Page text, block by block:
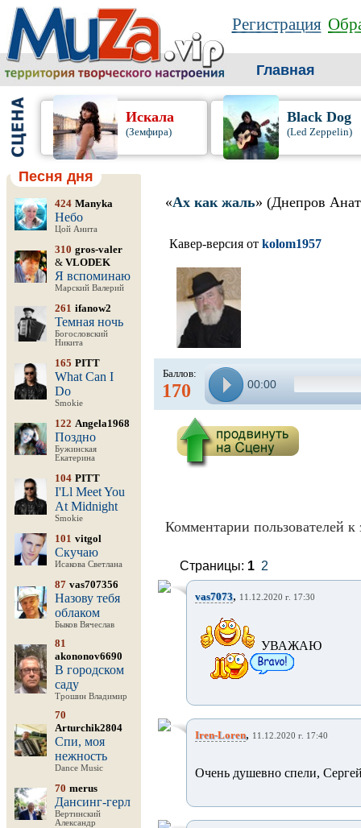
Регистрация
Главная
Искала
(Земфира)
Black Dog
(Led Zeppelin)
Песня дня
424 Manyka
Небо
Цой Анита
310 gros-valer
& VLODEK
Я вспоминаю
Марский Валерий
261 ifanow2
Темная ночь
Богословский
Никита
165 PITT
What Can I
Do
Smokie
122 Angela1968
Поздно
Бужинская
Екатерина
104 PITT
I'Ll Meet You
At Midnight
Smokie
101 vitgol
Скучаю
Исакова Светлана
87 vas707356
Назову тебя
облаком
Быков Вячеслав
81
akononov6690
В городском
саду
Трошин Владимир
70
Arturchik2804
Спи, моя
нежность
Dance Music
70 merus
Дансинг-герл
Вертинский
Александр
«Ах как жаль» (Днепров
Кавер-версия от kolom1957
Баллов:
170 00:00
Комментарии пользователей к
Страницы: 1 2
vas7073, 11.12.2020 г. 17:30
УВАЖАЮ
Iren-Loren, 11.12.2020 г. 17:40
Очень душевно спели,